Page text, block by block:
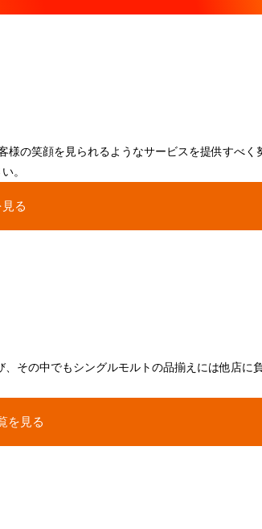
の笑顔を見られるようなサービスを提供すべく
。
る
その中でもシングルモルトの品揃えには他店に
を見る